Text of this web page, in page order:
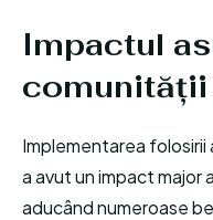
Impactul
comunității
Implementarea
a avut un impact major
aducând numeroase